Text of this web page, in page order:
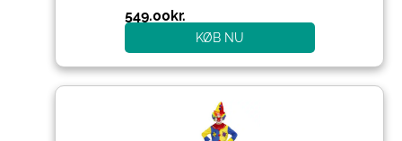
549.00kr.
KØB NU